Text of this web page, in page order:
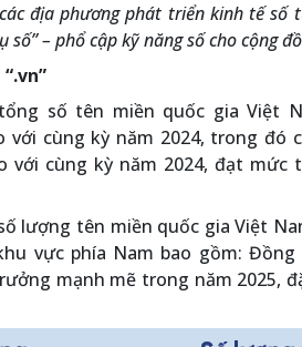
địa phương phát triển kinh tế số
– phổ cập kỹ năng số cho cộng
số tên miền quốc gia Việt
với cùng kỳ năm 2024, trong đó
với cùng kỳ năm 2024, đạt mức
lượng tên miền quốc gia Việt
vực phía Nam bao gồm: Đồng
mạnh mẽ trong năm 2025,